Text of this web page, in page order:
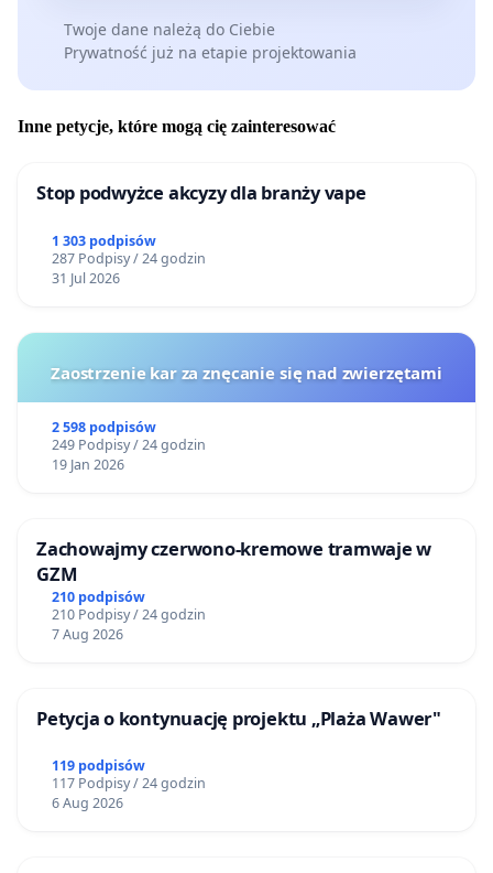
1. Wstrzymanie procesu wykwaterowania do
czasu uzyskania pełnych i prawomocnych
decyzji administracyjnych.
inwestorem a mieszkańcami i najemcami.
3. Zagwarantowanie realnych,
długoterminowych zabezpieczeń
lokatorom i najemcom stosownego
odszkodowania.
5. Zachowanie rzeczywistej funkcji usługowo-
6. Ochronę istniejących lokali usługowych i
zapewnienie im pierwszeństwa powrotu po
ewentualnym remoncie.
społecznych dotyczących przyszłości Kazimierza.
Inwestycje na obszarze Krakowa są istotne dla
rozwoju miasta i poprawy dobrobytu mieszkańców.
Twoje dane należą do Ciebie
Prywatność już na etapie projektowania
Inne petycje, które mogą cię zainteresować
Stop podwyżce akcyzy dla branży vape
1 303 podpisów
287 Podpisy / 24 godzin
31 Jul 2026
Zaostrzenie kar za znęcanie się nad zwierzętami
2 598 podpisów
249 Podpisy / 24 godzin
19 Jan 2026
Zachowajmy czerwono-kremowe tramwaje w
GZM
210 podpisów
210 Podpisy / 24 godzin
7 Aug 2026
Petycja o kontynuację projektu „Plaża Wawer"
119 podpisów
117 Podpisy / 24 godzin
6 Aug 2026